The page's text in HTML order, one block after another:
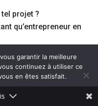
projet ?
qu’entrepreneur en
clefs pour
de réponse
garantir la meilleure
continuez à utiliser ce
en êtes satisfait.